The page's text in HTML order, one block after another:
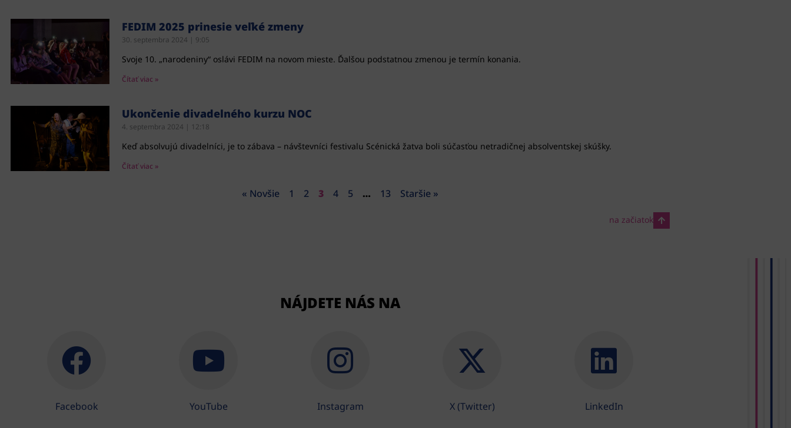
FEDIM 2025 prinesie veľké zmeny
30. septembra 2024 9:05
Svoje 10. „narodeniny“ oslávi FEDIM na novom mieste. Ďalšou podstatnou zmenou je termín konania.
Čítať viac »
Ukončenie divadelného kurzu NOC
4. septembra 2024 12:18
Keď absolvujú divadelníci, je to zábava – návštevníci festivalu Scénická žatva boli súčasťou netradičnej absolventskej skúšky.
Čítať viac »
« Novšie 1 2 3 4 5 … 13 Staršie »
na začiatok
NÁJDETE NÁS NA
Facebook YouTube Instagram X (Twitter) LinkedIn